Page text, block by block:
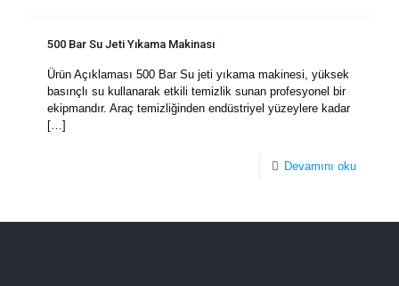
500 Bar Su Jeti Yıkama Makinası
Ürün Açıklaması 500 Bar Su jeti yıkama makinesi, yüksek
basınçlı su kullanarak etkili temizlik sunan profesyonel bir
ekipmandır. Araç temizliğinden endüstriyel yüzeylere kadar
[…]
Devamını oku